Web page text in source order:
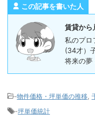
この記事を書いた人
賃貸から
私のプ
(34才）
将来の夢
-物件価格・坪単価の推移
-坪単価統計